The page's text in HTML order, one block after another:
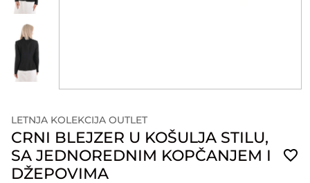
LETNJA KOLEKCIJA OUTLET
CRNI BLEJZER U KOŠULJA STILU,
SA JEDNOREDNIM KOPČANJEM I
DŽEPOVIMA